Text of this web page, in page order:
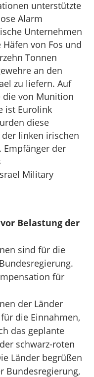
unterstützte
Alarm
Unternehmen
von Fos und
Tonnen
an den
zu liefern. Auf
die von Munition
ist Eurolink
diese
linken irischen
Empfänger der
Military
Belastung der
sind für die
für
der Länder
die Einnahmen,
das geplante
schwarz-roten
Länder begrüßen
Bundesregierung,